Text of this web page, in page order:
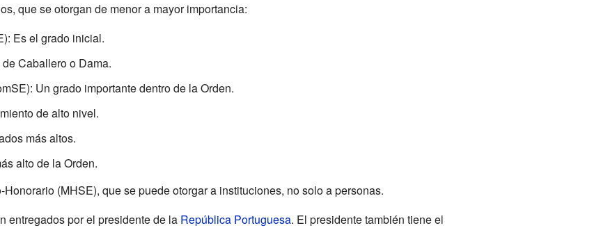
que se otorgan de menor a mayor importancia:
Es el grado inicial.
Caballero o Dama.
Un grado importante dentro de la Orden.
de alto nivel.
más altos.
alto de la Orden.
(MHSE), que se puede otorgar a instituciones, no solo a personas.
entregados por el presidente de la República Portuguesa. El presidente también tiene el